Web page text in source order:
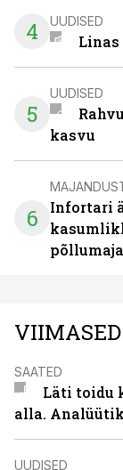
4 UUDISED
5
UUDISED
kasvu
6
Infortari
SAATED
Läti toidu
alla.
UUDISED